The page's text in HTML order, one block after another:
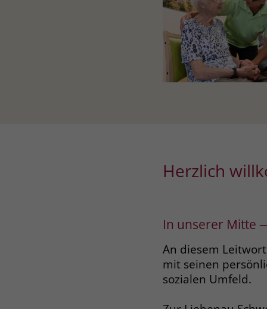
Herzlich
In unserer Mitte
An diesem
mit seinen
sozialen Umfeld.